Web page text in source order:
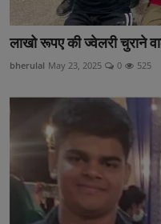
लाखो रूपए की ज्वेलरी चुराने
bherulal May 23, 2025 0 525